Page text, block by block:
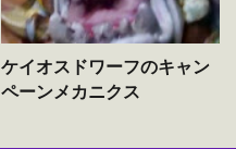
ケイオスドワーフのキャン
ペーンメカニクス